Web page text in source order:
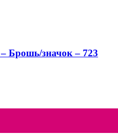
Брошь/значок – 723